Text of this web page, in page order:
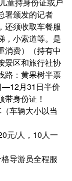
童持身份证或户
署颁发的记者
还须收取车餐服
，小索道等。是
消费）（持有中
景区和旅行社协
路：黄果树半票
—12月31日半价
身份证！
车辆大小以当
元/人，10人一
导游员全程服